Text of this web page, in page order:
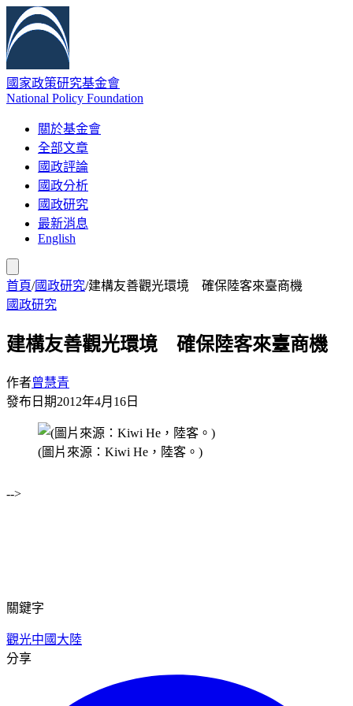
國家政策研究基金會
National Policy Foundation
關於基金會
全部文章
國政評論
國政分析
國政研究
最新消息
English
首頁/國政研究/建構友善觀光環境 確保陸客來臺商機
國政研究
建構友善觀光環境 確保陸客來臺商機
作者曾慧青
發布日期2012年4月16日
(圖片來源：Kiwi He，陸客。)
-->
關鍵字
觀光中國大陸
分享